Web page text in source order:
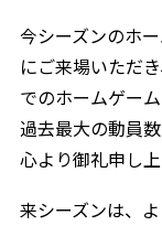
今シーズンのホ
にご来場いただ
でのホームゲー
過去最大の動員
心より御礼申し上
来シーズンは、